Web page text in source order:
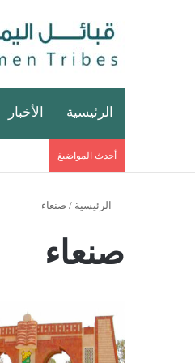
الرئيسية الأخبار
أحدث المواضيغ
الرئيسية / صنعاء
صنعاء